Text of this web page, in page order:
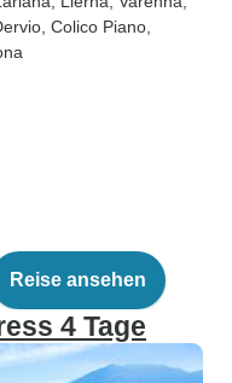
, Colico Piano
Reise ansehen
4 Tage